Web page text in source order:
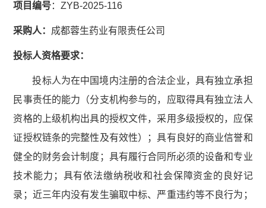
项目编号：ZYB-2025-116
采购人： 成都蓉生药业有限责任公司
投标人资格要求：
投标人为在中国境内注册的合法企业，具有独立承担
民事责任的能力（分支机构参与的，应取得具有独立法人
资格的上级机构出具的授权文件，采用多级授权的，应保
证授权链条的完整性及有效性）；具有良好的商业信誉和
健全的财务会计制度；具有履行合同所必须的设备和专业
技术能力；具有依法缴纳税收和社会保障资金的良好记
录；近三年内没有发生骗取中标、严重违约等不良行为；